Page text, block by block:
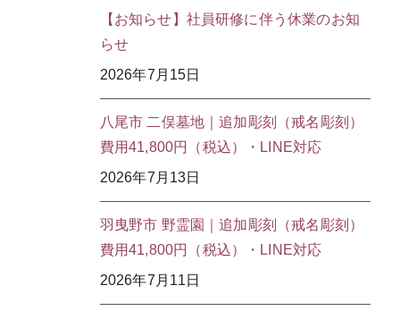
【お知らせ】社員研修に伴う休業のお知
らせ
2026年7月15日
八尾市 二俣墓地｜追加彫刻（戒名彫刻）
費用41,800円（税込）・LINE対応
2026年7月13日
羽曳野市 野霊園｜追加彫刻（戒名彫刻）
費用41,800円（税込）・LINE対応
2026年7月11日